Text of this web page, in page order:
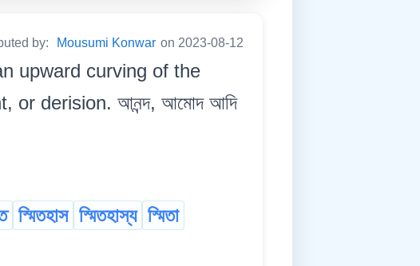
by: Mousumi Konwar on 2023-08-12
upward curving of the
or derision. আনন্দ, আমোদ আদি
স্মিতহাস স্মিতহাস্য স্মিতা